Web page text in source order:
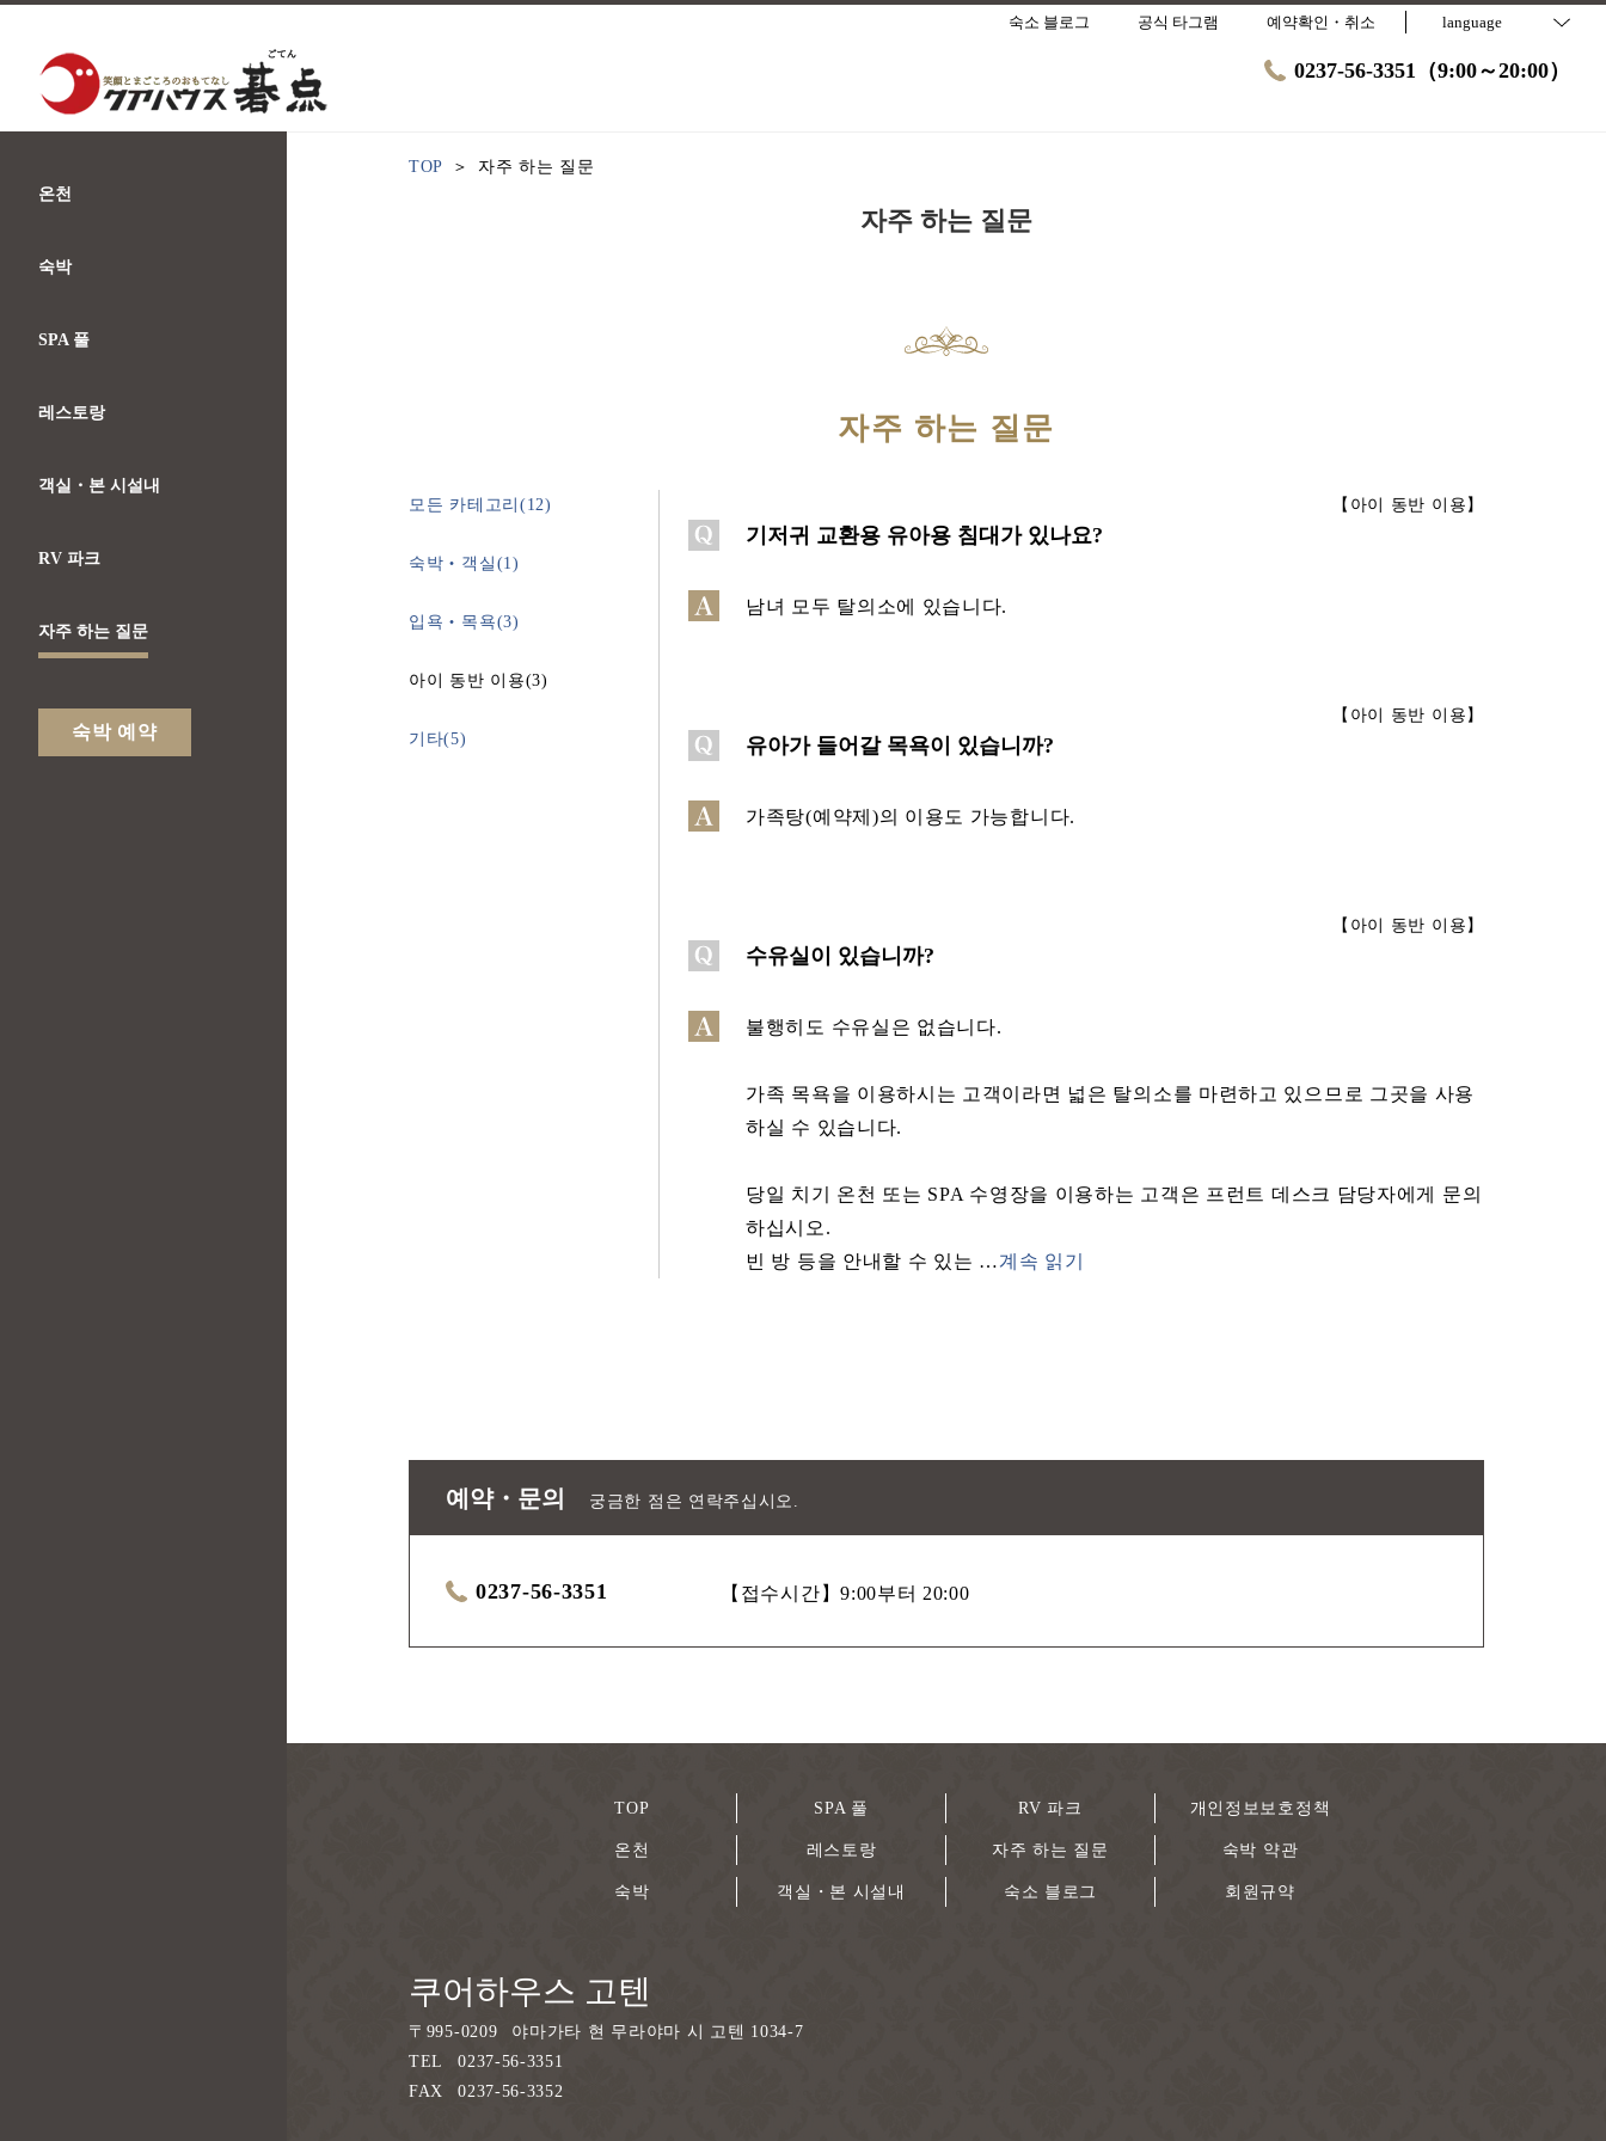
숙소 블로그 공식 타그램 예약확인・취소 language
0237-56-3351（9:00～20:00）
온천
숙박
SPA 풀
레스토랑
객실・본 시설내
RV 파크
자주 하는 질문
숙박 예약
TOP 자주 하는 질문
자주 하는 질문
자주 하는 질문
모든 카테고리(12)
숙박‧객실(1)
입욕‧목욕(3)
아이 동반 이용(3)
기타(5)
【 아이 동반 이용 】
기저귀 교환용 유아용 침대가 있나요?
남녀 모두 탈의소에 있습니다.
【 아이 동반 이용 】
유아가 들어갈 목욕이 있습니까?
가족탕(예약제)의 이용도 가능합니다.
【 아이 동반 이용 】
수유실이 있습니까?
불행히도 수유실은 없습니다.
가족 목욕을 이용하시는 고객이라면 넓은 탈의소를 마련하고 있으므로 그곳을 사용
하실 수 있습니다.
당일 치기 온천 또는 SPA 수영장을 이용하는 고객은 프런트 데스크 담당자에게 문의
하십시오.
빈 방 등을 안내할 수 있는 …계속 읽기
예약・문의 궁금한 점은 연락주십시오.
0237-56-3351 【접수시간】9:00부터 20:00
TOP
온천
숙박
SPA 풀
레스토랑
객실・본 시설내
RV 파크
자주 하는 질문
숙소 블로그
개인정보보호정책
숙박 약관
회원규약
쿠어하우스 고텐
〒 995-0209
야마가타 현 무라야마 시 고텐 1034-7
TEL
0237-56-3351
FAX
0237-56-3352